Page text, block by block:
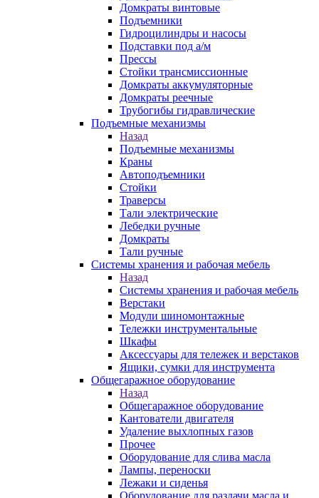
Домкраты винтовые
Подъемники
Гидроцилиндры и насосы
Подставки под а/м
Прессы
Стойки трансмиссионные
Домкраты аккумуляторные
Домкраты реечные
Трубогибы гидравлические
Подъемные механизмы
Назад
Подъемные механизмы
Краны
Автоподъемники
Стойки
Траверсы
Тали электрические
Лебедки ручные
Домкраты
Тали ручные
Системы хранения и рабочая мебель
Назад
Системы хранения и рабочая мебель
Верстаки
Модули шиномонтажные
Тележки инструментальные
Шкафы
Аксессуары для тележек и верстаков
Ящики, сумки для инструмента
Общегаражное оборудование
Назад
Общегаражное оборудование
Кантователи двигателя
Удаление выхлопных газов
Прочее
Оборудование для слива масла
Лампы, переноски
Лежаки и сиденья
Оборудование для раздачи масла и